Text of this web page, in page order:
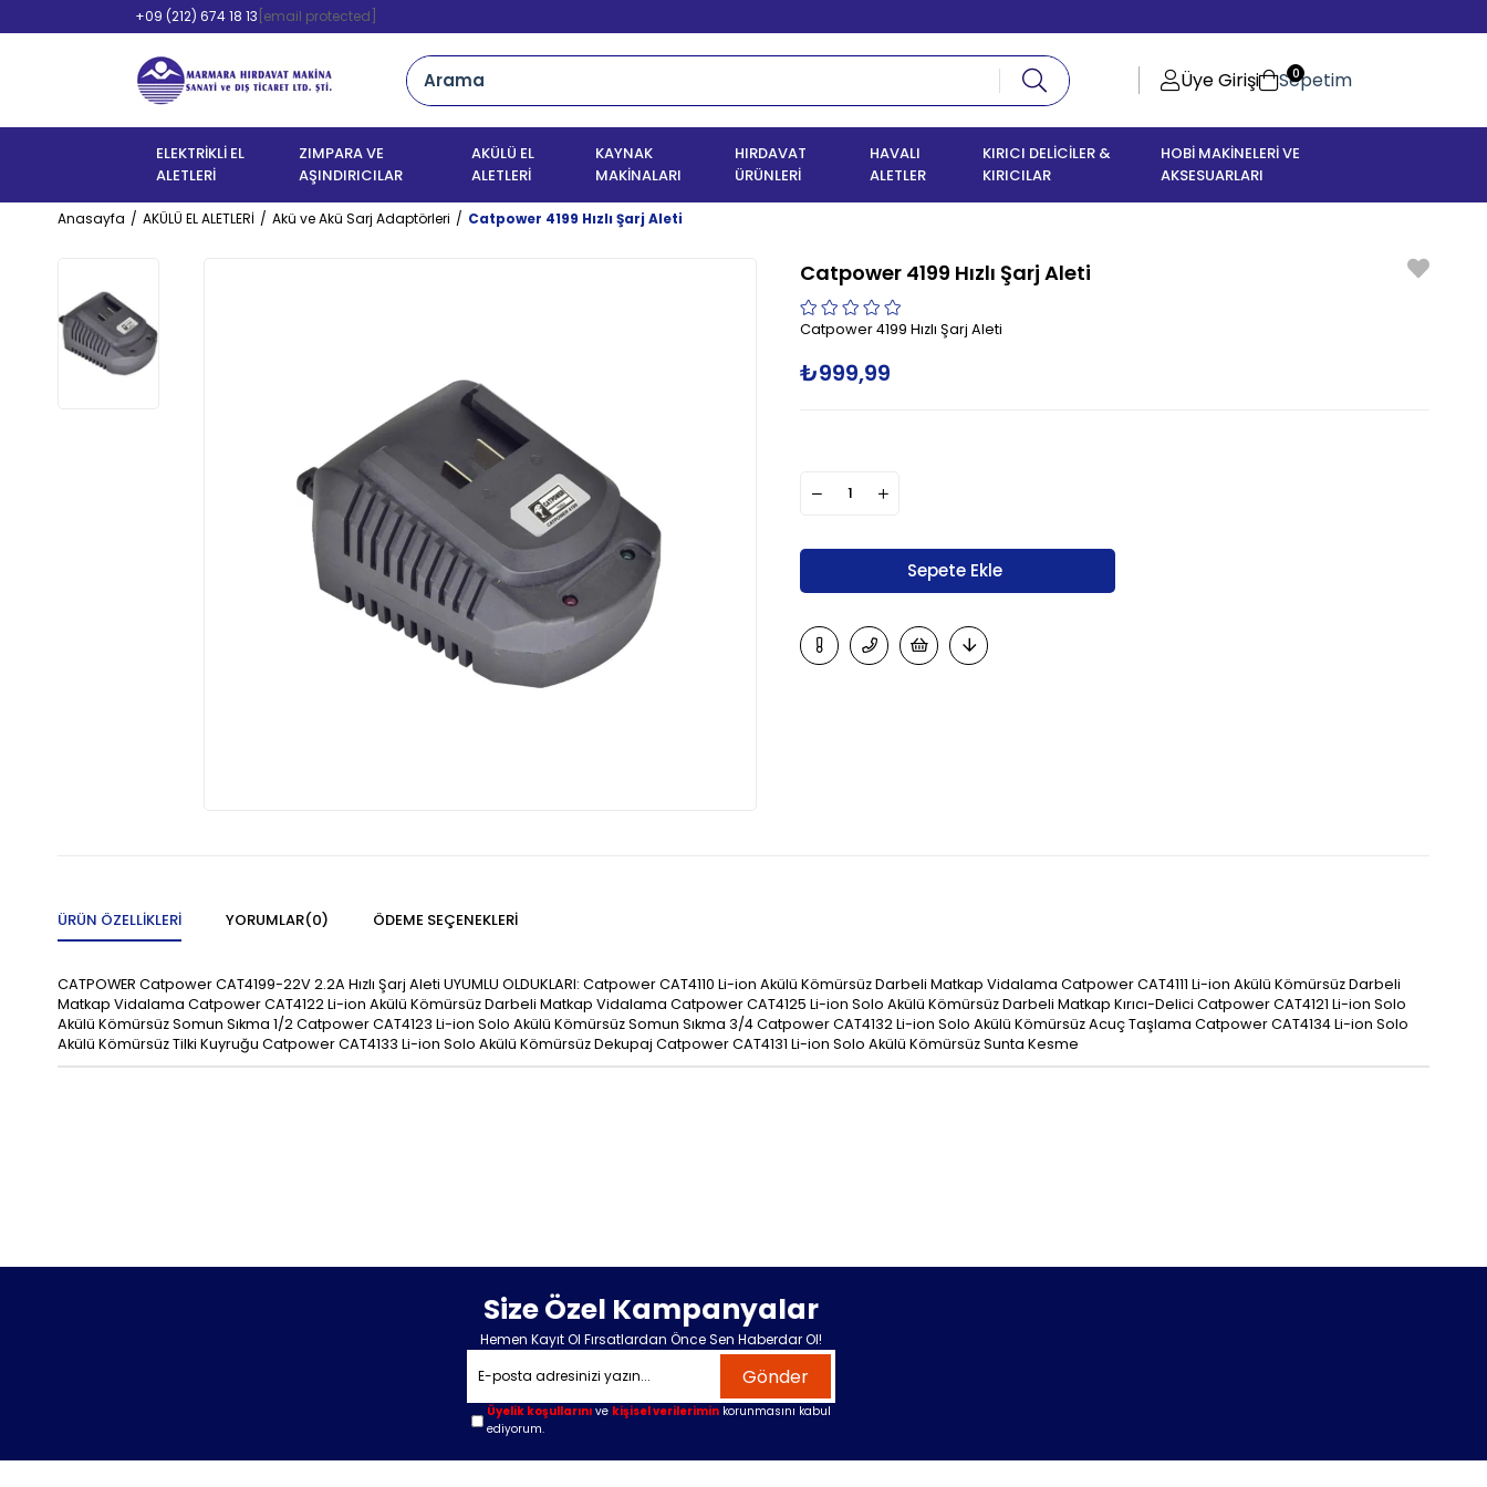
+09 (212) 674 18 13 [email protected]
Üye Girişi Sepetim
0
ELEKTRİKLİ EL
ALETLERİ
ZIMPARA VE
AŞINDIRICILAR
AKÜLÜ EL
ALETLERİ
KAYNAK
MAKİNALARI
HIRDAVAT
ÜRÜNLERİ
HAVALI
ALETLER
KIRICI DELİCİLER &
KIRICILAR
HOBİ MAKİNELERİ VE
AKSESUARLARI
Anasayfa AKÜLÜ EL ALETLERİ Akü ve Akü Sarj Adaptörleri Catpower 4199 Hızlı Şarj Aleti
Catpower 4199 Hızlı Şarj Aleti
Catpower 4199 Hızlı Şarj Aleti
₺999,99
ÜRÜN ÖZELLIKLERI YORUMLAR(0) ÖDEME SEÇENEKLERI
CATPOWER Catpower CAT4199-22V 2.2A Hızlı Şarj Aleti UYUMLU OLDUKLARI: Catpower CAT4110 Li-ion Akülü Kömürsüz Darbeli Matkap Vidalama Catpower CAT4111 Li-ion Akülü Kömürsüz Darbeli
Matkap Vidalama Catpower CAT4122 Li-ion Akülü Kömürsüz Darbeli Matkap Vidalama Catpower CAT4125 Li-ion Solo Akülü Kömürsüz Darbeli Matkap Kırıcı-Delici Catpower CAT4121 Li-ion Solo
Akülü Kömürsüz Somun Sıkma 1/2 Catpower CAT4123 Li-ion Solo Akülü Kömürsüz Somun Sıkma 3/4 Catpower CAT4132 Li-ion Solo Akülü Kömürsüz Acuç Taşlama Catpower CAT4134 Li-ion Solo
Akülü Kömürsüz Tilki Kuyruğu Catpower CAT4133 Li-ion Solo Akülü Kömürsüz Dekupaj Catpower CAT4131 Li-ion Solo Akülü Kömürsüz Sunta Kesme
Size Özel Kampanyalar
Hemen Kayıt Ol Fırsatlardan Önce Sen Haberdar Ol!
Gönder
Üyelik koşullarını ve kişisel verilerimin korunmasını kabul
ediyorum.